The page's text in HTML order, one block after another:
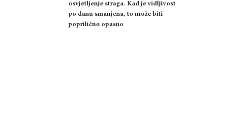
osvjetljenje straga. Kad je vidljivost
po danu smanjena, to može biti
poprilično opasno